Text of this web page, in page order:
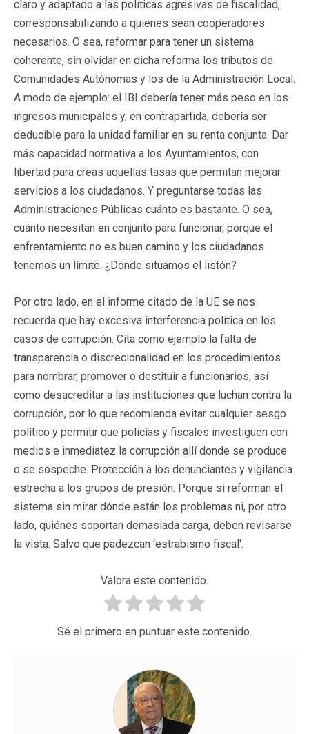
claro y adaptado a las políticas agresivas de fiscalidad,
corresponsabilizando a quienes sean cooperadores
necesarios. O sea, reformar para tener un sistema
coherente, sin olvidar en dicha reforma los tributos de
Comunidades Autónomas y los de la Administración Local.
A modo de ejemplo: el IBI debería tener más peso en los
ingresos municipales y, en contrapartida, debería ser
deducible para la unidad familiar en su renta conjunta. Dar
más capacidad normativa a los Ayuntamientos, con
libertad para creas aquellas tasas que permitan mejorar
servicios a los ciudadanos. Y preguntarse todas las
Administraciones Públicas cuánto es bastante. O sea,
cuánto necesitan en conjunto para funcionar, porque el
enfrentamiento no es buen camino y los ciudadanos
tenemos un límite. ¿Dónde situamos el listón?
Por otro lado, en el informe citado de la UE se nos
recuerda que hay excesiva interferencia política en los
casos de corrupción. Cita como ejemplo la falta de
transparencia o discrecionalidad en los procedimientos
para nombrar, promover o destituir a funcionarios, así
como desacreditar a las instituciones que luchan contra la
corrupción, por lo que recomienda evitar cualquier sesgo
político y permitir que policías y fiscales investiguen con
medios e inmediatez la corrupción allí donde se produce
o se sospeche. Protección a los denunciantes y vigilancia
estrecha a los grupos de presión. Porque si reforman el
sistema sin mirar dónde están los problemas ni, por otro
lado, quiénes soportan demasiada carga, deben revisarse
la vista. Salvo que padezcan ‘estrabismo fiscal'.
Valora este contenido.
Sé el primero en puntuar este contenido.